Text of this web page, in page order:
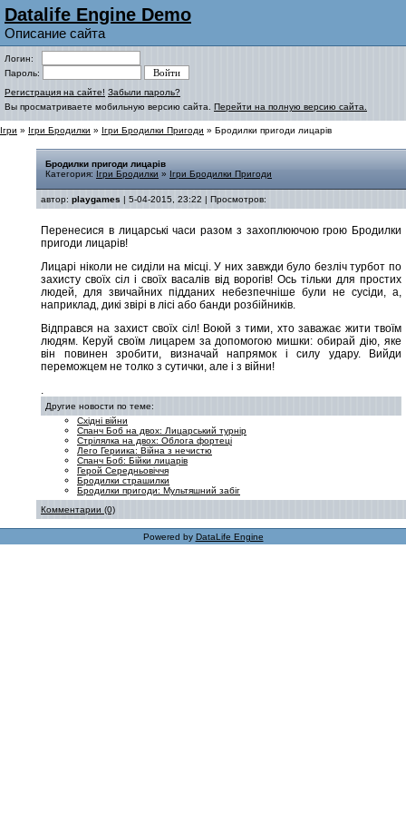
Datalife Engine Demo
Описание сайта
Логин:
Пароль:
Регистрация на сайте! Забыли пароль?
Вы просматриваете мобильную версию сайта. Перейти на полную версию сайта.
Ігри » Ігри Бродилки » Ігри Бродилки Пригоди » Бродилки пригоди лицарів
Бродилки пригоди лицарів
Категория: Ігри Бродилки » Ігри Бродилки Пригоди
автор: playgames | 5-04-2015, 23:22 | Просмотров:
Перенесися в лицарські часи разом з захоплюючою грою Бродилки
пригоди лицарів!
Лицарі ніколи не сиділи на місці. У них завжди було безліч турбот по
захисту своїх сіл і своїх васалів від ворогів! Ось тільки для простих
людей, для звичайних підданих небезпечніше були не сусіди, а,
наприклад, дикі звірі в лісі або банди розбійників.
Відправся на захист своїх сіл! Воюй з тими, хто заважає жити твоїм
людям. Керуй своїм лицарем за допомогою мишки: обирай дію, яке
він повинен зробити, визначай напрямок і силу удару. Вийди
переможцем не толко з сутички, але і з війни!
.
Другие новости по теме:
Східні війни
Спанч Боб на двох: Лицарський турнір
Стрілялка на двох: Облога фортеці
Лего Гериика: Війна з нечистю
Спанч Боб: Бійки лицарів
Герой Середньовіччя
Бродилки страшилки
Бродилки пригоди: Мультяшний забіг
Комментарии (0)
Powered by DataLife Engine